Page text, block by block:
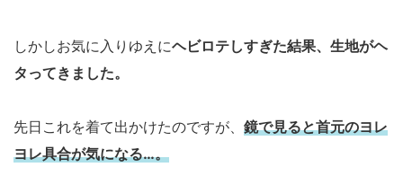
しかしお気に入りゆえにヘビロテしすぎた結果、生地がヘ
タってきました。
先日これを着て出かけたのですが、 鏡で見ると首元のヨレ
ヨレ具合が気になる…。